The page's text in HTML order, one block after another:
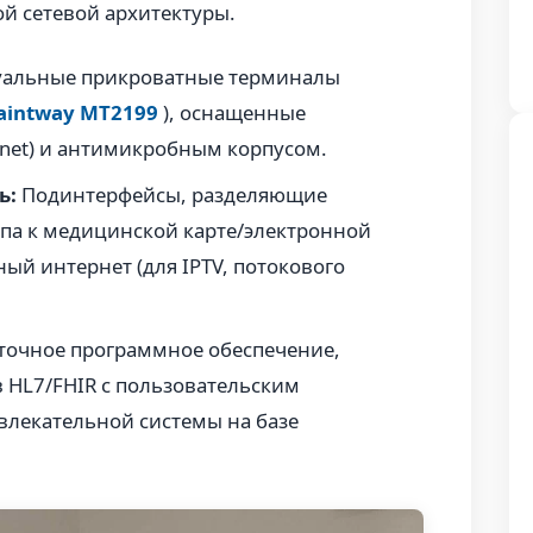
сетевой архитектуры.
прикроватные терминалы
MT2199 ), оснащенные
и антимикробным корпусом.
Подинтерфейсы, разделяющие
к медицинской карте/электронной
интернет (для IPTV, потокового
программное обеспечение,
FHIR с пользовательским
системы на базе